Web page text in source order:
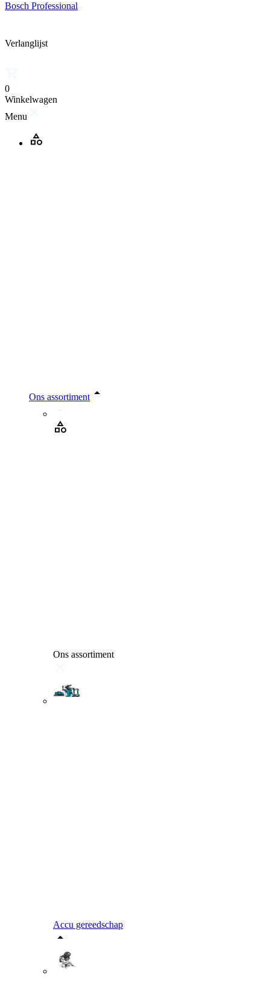
Bosch Professional
Verlanglijst
0
Winkelwagen
Menu
Ons assortiment
Ons assortiment
Accu gereedschap